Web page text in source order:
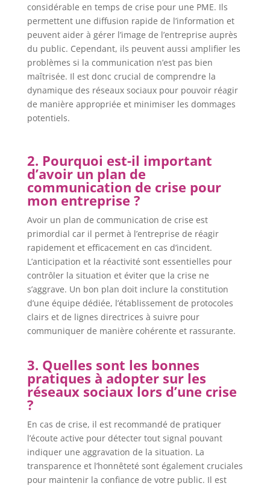
considérable en temps de crise pour une PME. Ils
permettent une diffusion rapide de l’information et
peuvent aider à gérer l’image de l’entreprise auprès
du public. Cependant, ils peuvent aussi amplifier les
problèmes si la communication n’est pas bien
maîtrisée. Il est donc crucial de comprendre la
dynamique des réseaux sociaux pour pouvoir réagir
de manière appropriée et minimiser les dommages
potentiels.
2. Pourquoi est-il important
d’avoir un plan de
communication de crise pour
mon entreprise ?
Avoir un plan de communication de crise est
primordial car il permet à l’entreprise de réagir
rapidement et efficacement en cas d’incident.
L’anticipation et la réactivité sont essentielles pour
contrôler la situation et éviter que la crise ne
s’aggrave. Un bon plan doit inclure la constitution
d’une équipe dédiée, l’établissement de protocoles
clairs et de lignes directrices à suivre pour
communiquer de manière cohérente et rassurante.
3. Quelles sont les bonnes
pratiques à adopter sur les
réseaux sociaux lors d’une crise
?
En cas de crise, il est recommandé de pratiquer
l’écoute active pour détecter tout signal pouvant
indiquer une aggravation de la situation. La
transparence et l’honnêteté sont également cruciales
pour maintenir la confiance de votre public. Il est